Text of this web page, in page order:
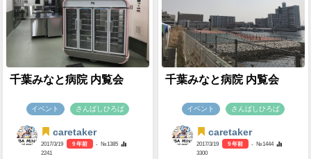
千葉みなと病院 内覧会
イベント さんばしひろば
caretaker
2017/3/19 9 年前
- №1385
2241
千葉みなと病院 内覧会
イベント さんばしひろば
caretaker
2017/3/19 9 年前
- №1444
3300